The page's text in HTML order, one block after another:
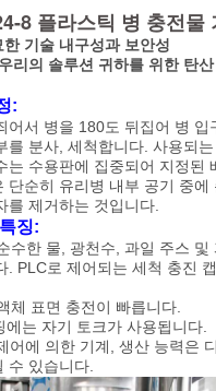
8 플라스틱 병 충전물
기술 내구성과 보안성
리의 솔루션 귀하를 위한 탄
:
서 병을 180도 뒤집어 병 입
를 분사, 세척합니다. 사용되
는 수용판에 집중되어 지정된
단순히 유리병 내부 공기 중에
를 제거하는 것입니다.
징:
수한 물, 광천수, 과일 주스 및
. PLC로 제어되는 세척 충진
체 표면 충전이 빠릅니다.
에는 자기 토크가 사용됩니다.
어에 의한 기계, 생산 능력은
수 있습니다.